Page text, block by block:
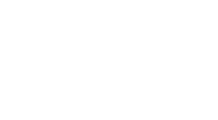
Jules